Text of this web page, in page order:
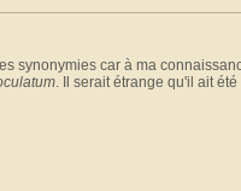
synonymies car à ma
. Il serait étrange qu'il ait